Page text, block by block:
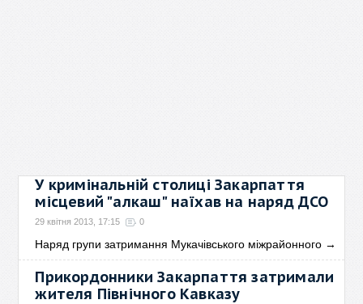
У кримінальній столиці Закарпаття
місцевий "алкаш" наїхав на наряд ДСО
29 квітня 2013, 17:15 0
Наряд групи затримання Мукачівського міжрайонного →
Прикордонники Закарпаття затримали
жителя Північного Кавказу